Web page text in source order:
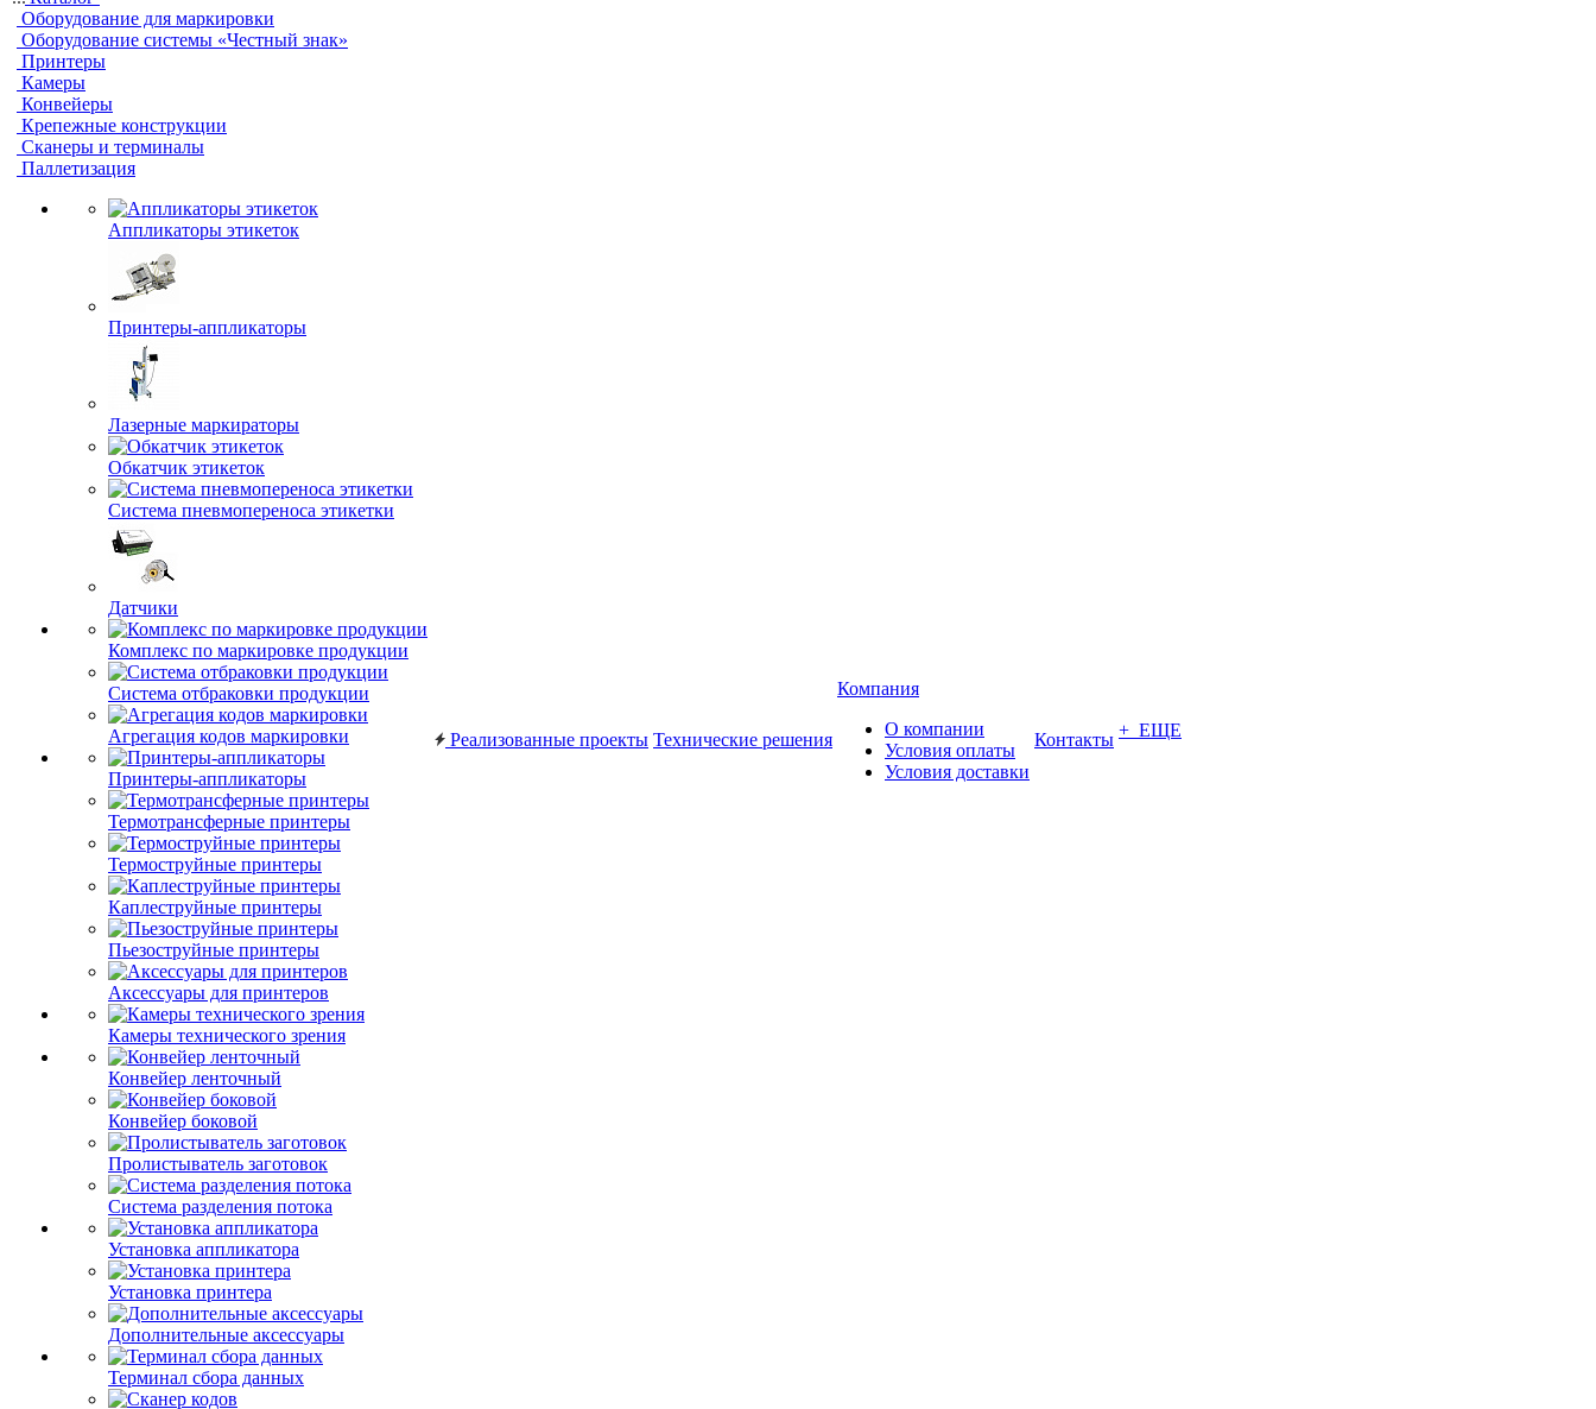
Оборудование для маркировки
Оборудование системы «Честный знак»
Принтеры
Камеры
Конвейеры
Крепежные конструкции
Сканеры и терминалы
Паллетизация
Аппликаторы этикеток
Принтеры-аппликаторы
Лазерные маркираторы
Обкатчик этикеток
Система пневмопереноса этикетки
Датчики
Комплекс по маркировке продукции
Система отбраковки продукции
Агрегация кодов маркировки
Принтеры-аппликаторы
Термотрансферные принтеры
Термоструйные принтеры
Каплеструйные принтеры
Пьезоструйные принтеры
Аксессуары для принтеров
Камеры технического зрения
Конвейер ленточный
Конвейер боковой
Пролистыватель заготовок
Система разделения потока
Установка аппликатора
Установка принтера
Дополнительные аксессуары
Терминал сбора данных
Реализованные проекты Технические решения
Компания
О компании
Условия оплаты
Условия доставки
Контакты + ЕЩЕ